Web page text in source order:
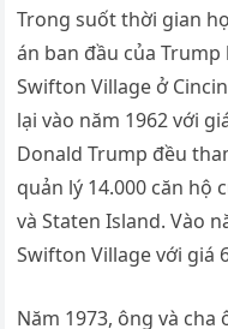
Trong suốt thời gian
án ban đầu của
Swifton Village ở
lại vào năm 1962 với
Donald Trump đều
quản lý 14.000 căn hộ
và Staten Island. Vào
Swifton Village với giá
Năm 1973, ông và